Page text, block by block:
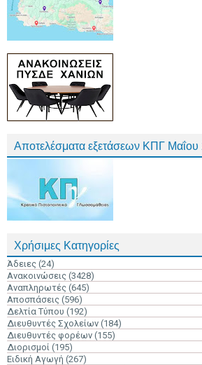
Αποτελέσματα εξετάσεων ΚΠΓ Μαΐου
Χρήσιμες Κατηγορίες
Άδειες (24)
Ανακοινώσεις (3428)
Αναπληρωτές (645)
Αποσπάσεις (596)
Δελτία Τύπου (192)
Διευθυντές Σχολείων (184)
Διευθυντές φορέων (155)
Διορισμοί (195)
Ειδική Αγωγή (267)